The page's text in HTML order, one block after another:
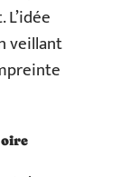
veillant